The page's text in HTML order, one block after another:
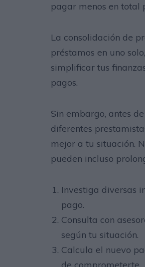
pagar menos en total
La consolidación de
préstamos en uno
simplificar tus
pagos.
Sin embargo, antes
diferentes
mejor a tu situación.
pueden incluso
Investiga diversas
pago.
Consulta con
según tu situación.
Calcula el nuevo